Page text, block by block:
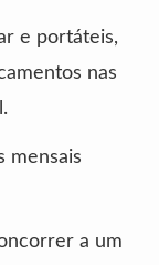
e portáteis,
nas
mensais
a um